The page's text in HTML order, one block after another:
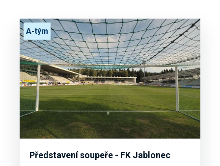
Představení soupeře - FK Jablonec
A-tým